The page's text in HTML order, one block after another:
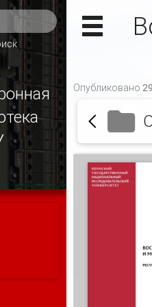
Опубликовано